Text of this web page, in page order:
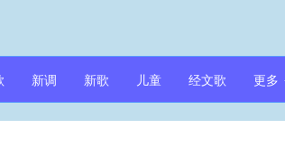
新调 新歌 儿童 经文歌 更多